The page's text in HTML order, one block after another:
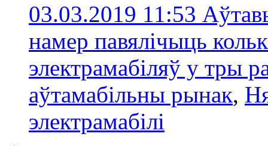
03.03.2019 11:53
намер павялічыць
электрамабіляў у тры
аўтамабільны рынак,
электрамабілi